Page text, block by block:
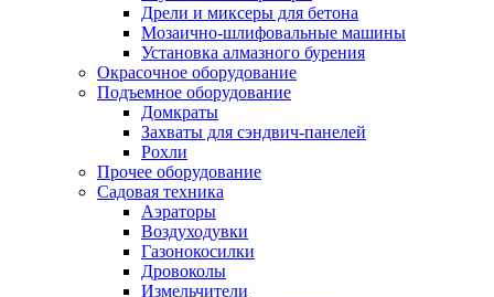
Дрели и миксеры для бетона
Мозаично-шлифовальные машины
Установка алмазного бурения
Окрасочное оборудование
Подъемное оборудование
Домкраты
Захваты для сэндвич-панелей
Рохли
Прочее оборудование
Садовая техника
Аэраторы
Воздуходувки
Газонокосилки
Дровоколы
Измельчители